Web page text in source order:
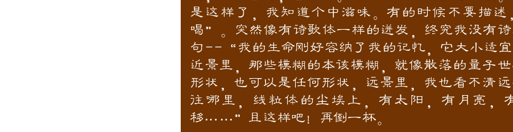
是这样了，我知道个中滋味。有的时候不要描
喝”。突然像有诗歌体一样的迸发，终究我没有
句--“我的生命刚好容纳了我的记忆，它大小适宜
近景里，那些模糊的本该模糊，就像散落的量子
形状，也可以是任何形状，远景里，我也看不清
往哪里，线粒体的尘埃上，有太阳，有月亮，
移……”且这样吧！再倒一杯。